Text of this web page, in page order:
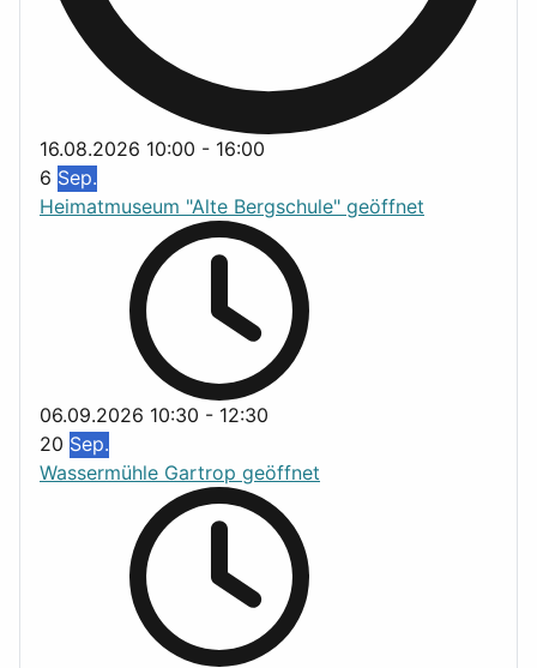
16.08.2026 10:00 - 16:00
6 Sep.
Heimatmuseum "Alte Bergschule" geöffnet
06.09.2026 10:30 - 12:30
20 Sep.
Wassermühle Gartrop geöffnet